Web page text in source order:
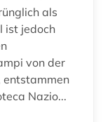
als
ist jedoch
von der
Nazio...